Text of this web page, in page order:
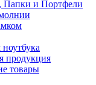
Папки и Портфели
продукция
товары